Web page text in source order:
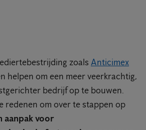
zoals Anticimex
helpen om een meer veerkrachtig,
bedrijf op te bouwen.
redenen om over te stappen op
aanpak voor